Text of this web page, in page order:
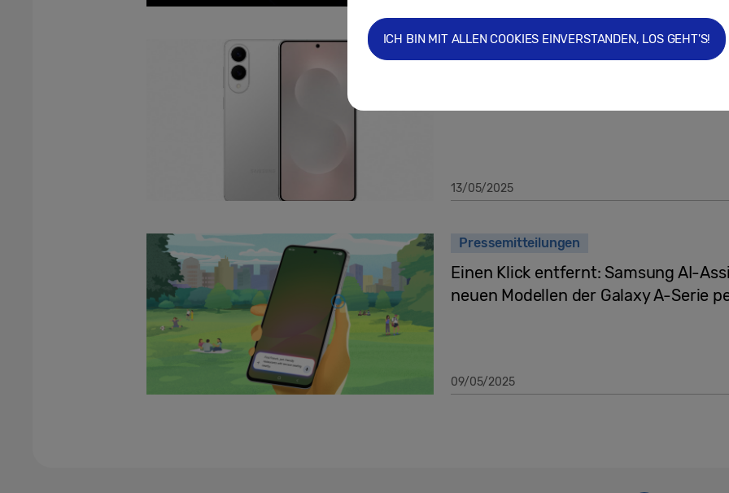
Pressemitteilungen
Samsung Galaxy S25 Edge:
13/05/2025
Pressemitteilungen
Einen Klick entfernt: Samsung AI-
neuen Modellen der Galaxy A-Serie
09/05/2025
ICH BIN MIT ALLEN COOKIES EINVERSTANDEN, LOS GEHT'S!